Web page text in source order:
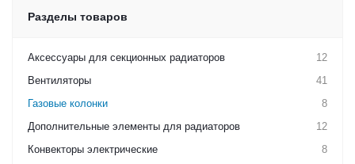
Разделы товаров
Аксессуары для секционных радиаторов
12
Вентиляторы
41
Газовые колонки
8
Дополнительные элементы для радиаторов
12
Конвекторы электрические
8